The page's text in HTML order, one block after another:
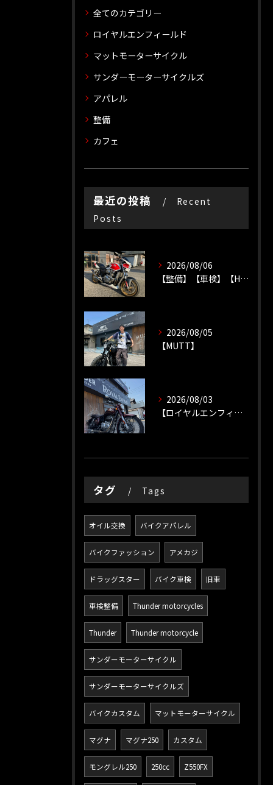
全てのカテゴリー
ロイヤルエンフィールド
マットモーターサイクル
サンダーモーターサイクルズ
アパレル
整備
カフェ
最近の投稿
Recent
Posts
2026/08/06
【整備】【車検】【HONDA】
2026/08/05
【MUTT】
2026/08/03
【ロイヤルエンフィールド】【ソロツーリング】
タグ Tags
オイル交換 バイクアパレル
バイクファッション アメカジ
ドラッグスター バイク車検 旧車
車検整備 Thunder motorcycles
Thunder Thunder motorcycle
サンダーモーターサイクル
サンダーモーターサイクルズ
バイクカスタム マットモーターサイクル
マグナ マグナ250 カスタム
モングレル250 250cc Z550FX